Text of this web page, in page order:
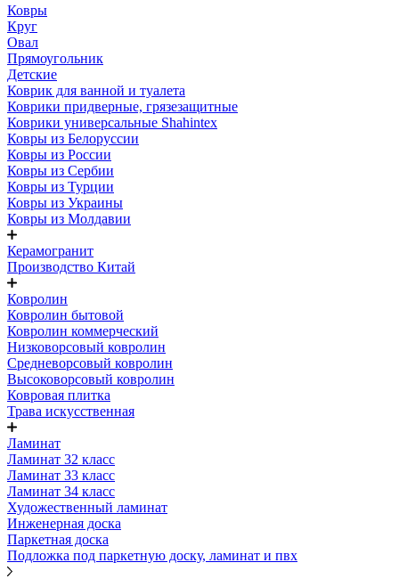
Ковры
Круг
Овал
Прямоугольник
Детские
Коврик для ванной и туалета
Коврики придверные, грязезащитные
Коврики универсальные Shahintex
Ковры из Белоруссии
Ковры из России
Ковры из Сербии
Ковры из Турции
Ковры из Украины
Ковры из Молдавии
Керамогранит
Производство Китай
Ковролин
Ковролин бытовой
Ковролин коммерческий
Низковорсовый ковролин
Средневорсовый ковролин
Высоковорсовый ковролин
Ковровая плитка
Трава искусственная
Ламинат
Ламинат 32 класс
Ламинат 33 класс
Ламинат 34 класс
Художественный ламинат
Инженерная доска
Паркетная доска
Подложка под паркетную доску, ламинат и пвх